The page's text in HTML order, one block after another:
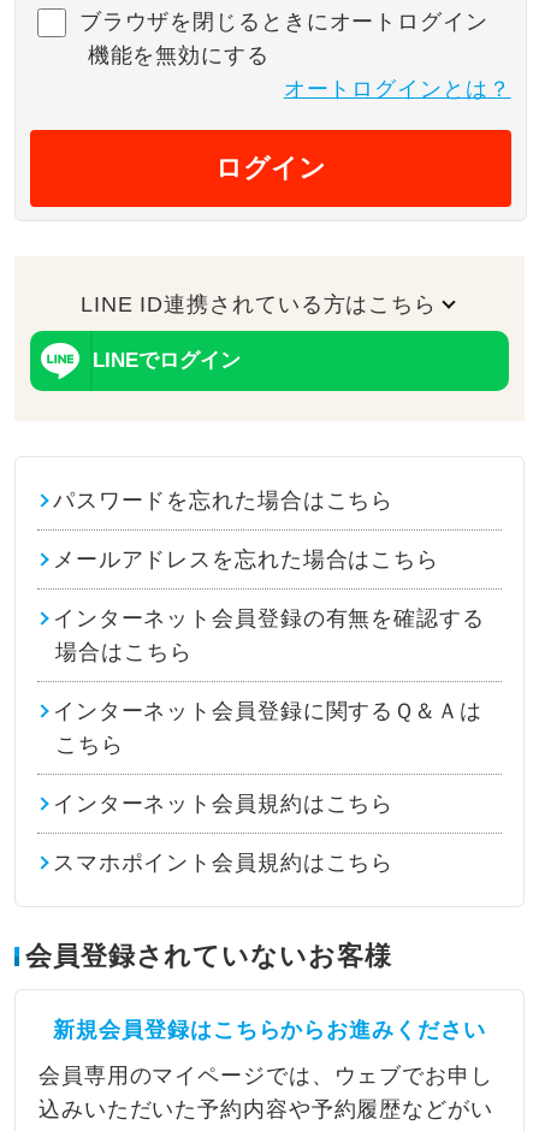
ブラウザを閉じるときにオートログイン
機能を無効にする
オートログインとは？
ログイン
LINE ID連携されている方はこちら
LINEでログイン
パスワードを忘れた場合はこちら
メールアドレスを忘れた場合はこちら
インターネット会員登録の有無を確認する
場合はこちら
インターネット会員登録に関するＱ＆Ａは
こちら
インターネット会員規約はこちら
スマホポイント会員規約はこちら
会員登録されていないお客様
新規会員登録はこちらからお進みください
会員専用のマイページでは、ウェブでお申し
込みいただいた予約内容や予約履歴などがい